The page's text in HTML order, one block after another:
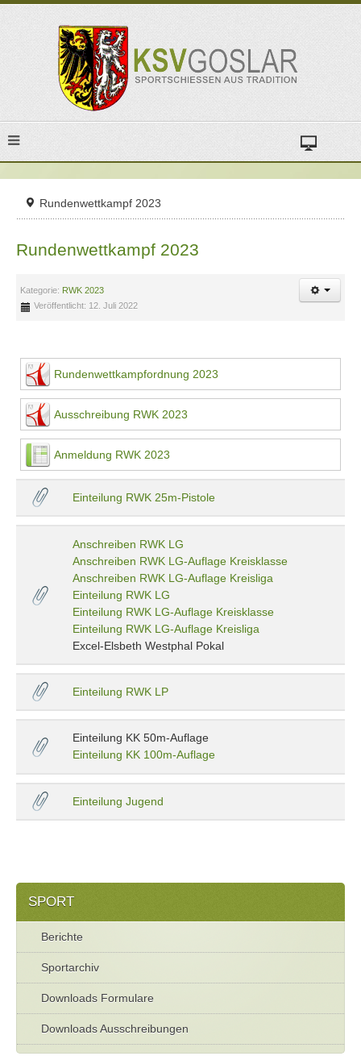
Rundenwettkampf 2023
Rundenwettkampf 2023
Kategorie: RWK 2023
Veröffentlicht: 12. Juli 2022
Rundenwettkampfordnung 2023
Ausschreibung RWK 2023
Anmeldung RWK 2023
Einteilung RWK 25m-Pistole
Anschreiben RWK LG
Anschreiben RWK LG-Auflage Kreisklasse
Anschreiben RWK LG-Auflage Kreisliga
Einteilung RWK LG
Einteilung RWK LG-Auflage Kreisklasse
Einteilung RWK LG-Auflage Kreisliga
Excel-Elsbeth Westphal Pokal
Einteilung RWK LP
Einteilung KK 50m-Auflage
Einteilung KK 100m-Auflage
Einteilung Jugend
SPORT
Berichte
Sportarchiv
Downloads Formulare
Downloads Ausschreibungen